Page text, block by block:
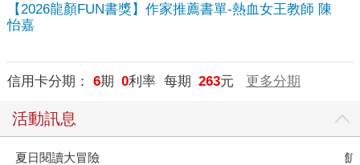
【2026龍顏FUN書獎】作家推薦書單-熱血女王教師 陳
怡嘉
信用卡分期： 6期 0利率 每期 263元 更多分期
活動訊息
夏日閱讀大冒險 飢